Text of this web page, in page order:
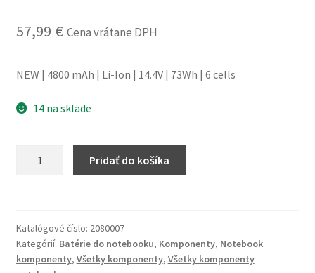
57,99 € Cena vrátane DPH
NEW | 4800 mAh | Li-Ion | 14.4V | 73Wh | 6 cells
14 na sklade
HP
Compaq
8530p,
Pridať do košíka
Katalógové číslo: 2080007
Kategórií: Batérie do notebooku, Komponenty, Notebook
komponenty, Všetky komponenty, Všetky komponenty